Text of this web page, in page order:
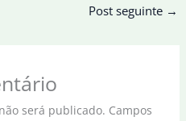
Post seguinte →
será publicado. Campos